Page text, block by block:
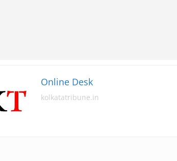
Online Desk
kolkatatribune.in